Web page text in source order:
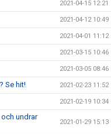
2021-04-15 12:21
2021-04-12 10:49
2021-04-01 11:12
2021-03-15 10:46
2021-03-05 08:46
Se hit! 2021-02-23 11:52
2021-02-19 10:34
undrar
2021-01-29 15:13